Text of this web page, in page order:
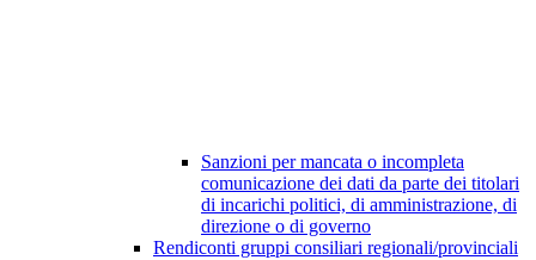
Sanzioni per mancata o incompleta
comunicazione dei dati da parte dei titolari
di incarichi politici, di amministrazione, di
direzione o di governo
Rendiconti gruppi consiliari regionali/provinciali